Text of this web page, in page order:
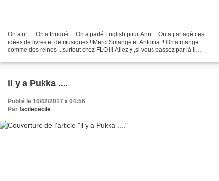
On a rit .... On a trinqué ... On a parlé English pour Ann.... On a partagé des
idées de livres et de musiques !!Merci Solange et Antonia !! On a mangé
comme des reines ...surtout chez FLO !!! Allez y ,si vous passez par là il
il y a Pukka ....
Publié le 10/02/2017 à 04:56
Par facilececile